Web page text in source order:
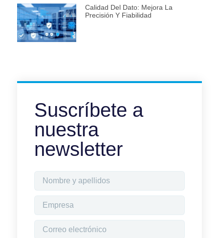
Calidad Del Dato: Mejora La
Precisión Y Fiabilidad
Suscríbete a
nuestra
newsletter